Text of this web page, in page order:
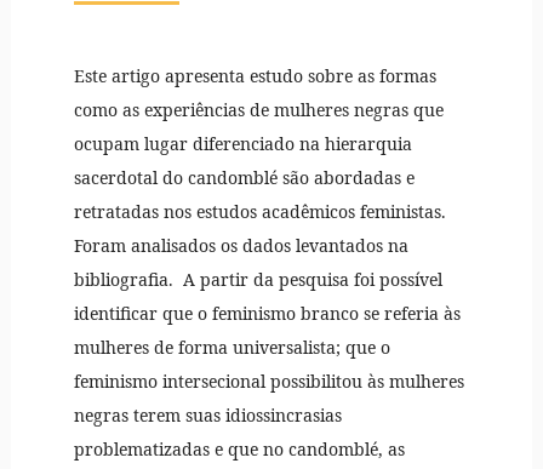
Este artigo apresenta estudo sobre as formas
como as experiências de mulheres negras que
ocupam lugar diferenciado na hierarquia
sacerdotal do candomblé são abordadas e
retratadas nos estudos acadêmicos feministas.
Foram analisados os dados levantados na
bibliografia. A partir da pesquisa foi possível
identificar que o feminismo branco se referia às
mulheres de forma universalista; que o
feminismo intersecional possibilitou às mulheres
negras terem suas idiossincrasias
problematizadas e que no candomblé, as